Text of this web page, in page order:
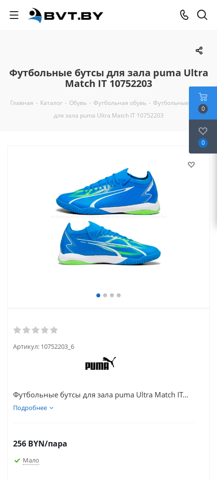
Футбольные бутсы для зала puma Ultra
Match IT 10752203
Главная - Каталог - Обувь - Футбольная обувь - Футбольные бутсы
для зала puma Ultra Match IT 10752203
Артикул: 10752203_6
Футбольные бутсы для зала puma Ultra Match IT...
Подробнее
256 BYN/пара
Мало
0
0